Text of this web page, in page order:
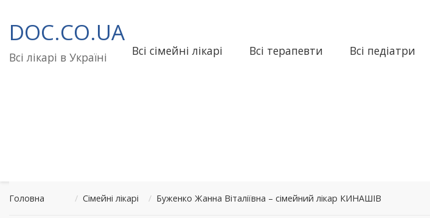
до
вмісту
DOC.CO.UA
Всі лікарі в Україні Всі сімейні лікарі Всі терапевти Всі педіатри
Головна / Сімейні лікарі / Буженко Жанна Віталіївна – сімейний лікар КИНАШІВ